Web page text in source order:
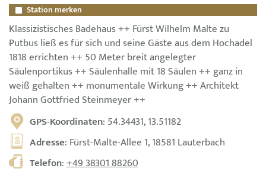
Station merken
Klassizistisches Badehaus ++ Fürst Wilhelm Malte zu
Putbus ließ es für sich und seine Gäste aus dem Hochadel
1818 errichten ++ 50 Meter breit angelegter
Säulenportikus ++ Säulenhalle mit 18 Säulen ++ ganz in
weiß gehalten ++ monumentale Wirkung ++ Architekt
Johann Gottfried Steinmeyer ++
GPS-Koordinaten: 54.34431, 13.51182
Adresse: Fürst-Malte-Allee 1, 18581 Lauterbach
Telefon:+49 38301 88260